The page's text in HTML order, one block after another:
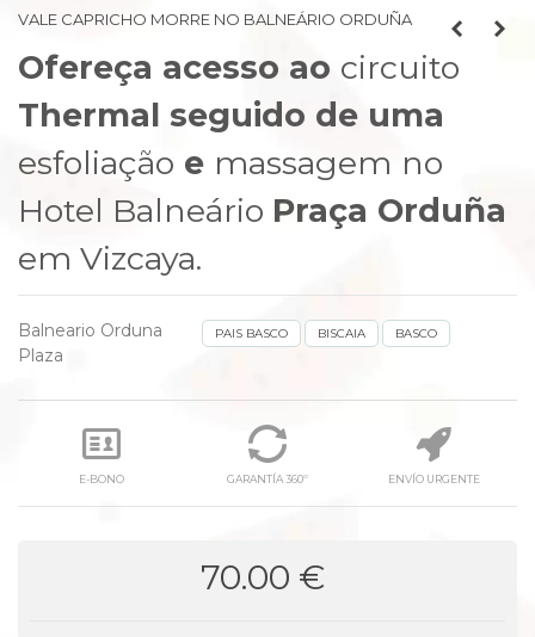
VALE CAPRICHO MORRE NO BALNEÁRIO ORDUÑA
Ofereça acesso ao circuito
Thermal seguido de uma
esfoliação e massagem no
Hotel Balneário Praça Orduña
em Vizcaya.
Balneario Orduna
Plaza
PAIS BASCO BISCAIA BASCO
E-BONO GARANTÍA 360º ENVÍO URGENTE
70.00 €